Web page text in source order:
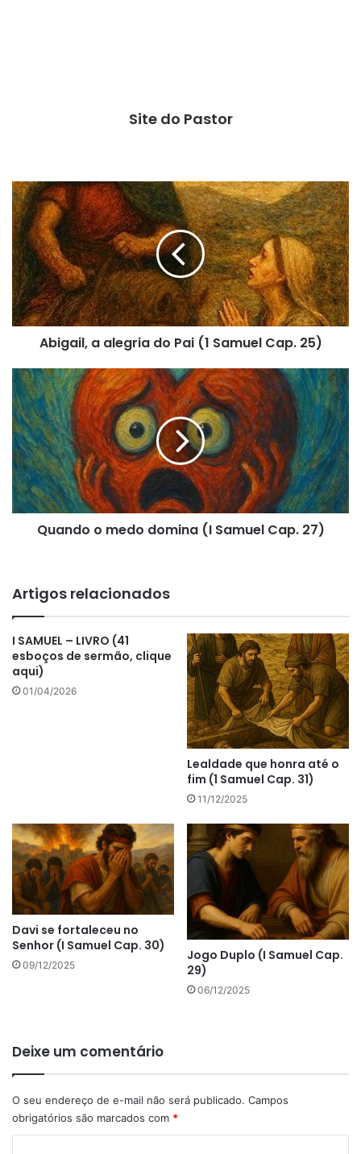
Site do Pastor
Abigail,
a
alegria
do
Pai
(1
Samuel
Cap.
25)
Abigail, a alegria do Pai (1 Samuel Cap. 25)
Quando
o
medo
domina
(I
Samuel
Cap.
27)
Quando o medo domina (I Samuel Cap. 27)
Artigos relacionados
I SAMUEL – LIVRO (41
esboços de sermão, clique
aqui)
01/04/2026
Lealdade que honra até o
fim (1 Samuel Cap. 31)
11/12/2025
Davi se fortaleceu no
Senhor (I Samuel Cap. 30)
09/12/2025
Jogo Duplo (I Samuel Cap.
29)
06/12/2025
Deixe um comentário
O seu endereço de e-mail não será publicado. Campos
obrigatórios são marcados com *